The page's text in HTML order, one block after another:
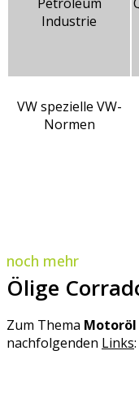
Petroleum
Industrie
VW spezielle VW-
Normen
noch mehr
Ölige
Zum Thema Motoröl
nachfolgenden Links: